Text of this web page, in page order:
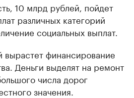
10 млрд рублей, пойдет
различных категорий
социальных выплат.
финансирование
Деньги выделят на ремонт
числа дорог
значения.